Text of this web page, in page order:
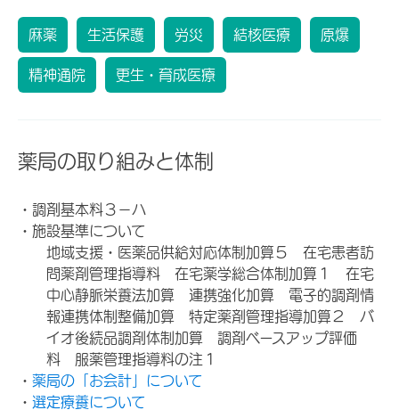
麻薬 生活保護 労災 結核医療 原爆
精神通院 更生・育成医療
薬局の取り組みと体制
・調剤基本料３－ハ
・施設基準について
地域支援・医薬品供給対応体制加算５ 在宅患者訪
問薬剤管理指導料 在宅薬学総合体制加算１ 在宅
中心静脈栄養法加算 連携強化加算 電子的調剤情
報連携体制整備加算 特定薬剤管理指導加算２ バ
イオ後続品調剤体制加算 調剤ベースアップ評価
料 服薬管理指導料の注１
・ 薬局の「お会計」について
・ 選定療養について